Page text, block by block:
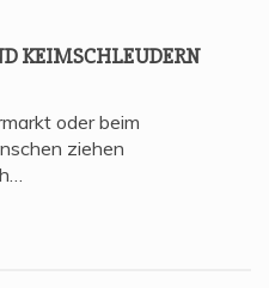
KEIMSCHLEUDERN
oder beim
ziehen